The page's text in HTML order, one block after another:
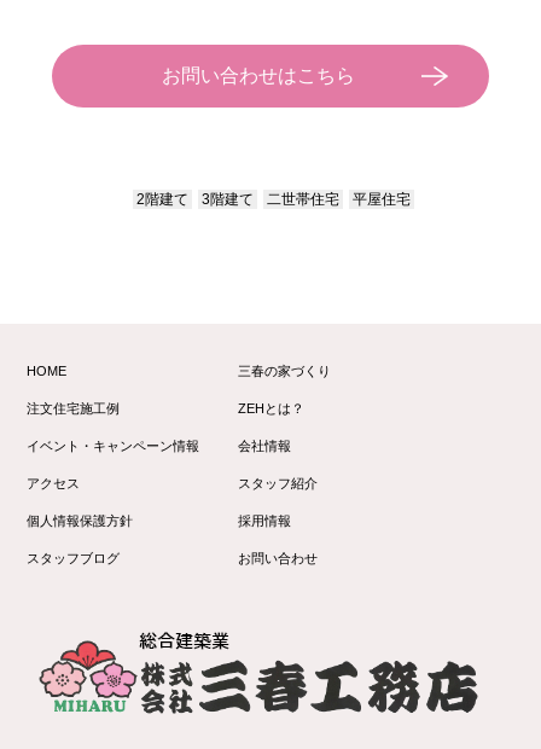
お問い合わせはこちら
2階建て 3階建て 二世帯住宅 平屋住宅
HOME 三春の家づくり
注文住宅施工例 ZEHとは？
イベント・キャンペーン情報 会社情報
アクセス スタッフ紹介
個人情報保護方針 採用情報
スタッフブログ お問い合わせ